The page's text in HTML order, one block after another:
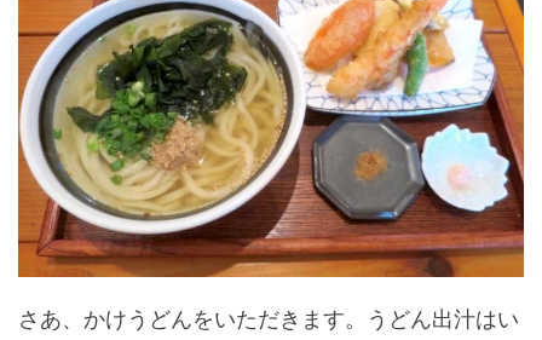
さあ、かけうどんをいただきます。うどん出汁はい